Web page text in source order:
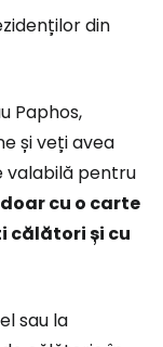
din
Paphos,
și veți avea
valabilă pentru
cu o carte
călători și cu
sau la